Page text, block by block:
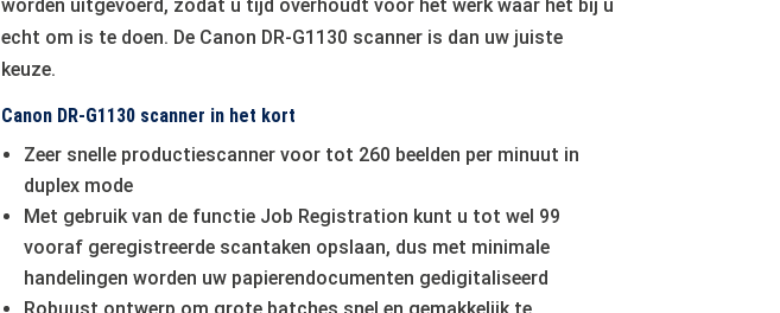
worden uitgevoerd, zodat u tijd overhoudt voor het werk waar het bij u
echt om is te doen. De Canon DR-G1130 scanner is dan uw juiste
keuze.
Canon DR-G1130 scanner in het kort
Zeer snelle productiescanner voor tot 260 beelden per minuut in
duplex mode
Met gebruik van de functie Job Registration kunt u tot wel 99
vooraf geregistreerde scantaken opslaan, dus met minimale
handelingen worden uw papierendocumenten gedigitaliseerd